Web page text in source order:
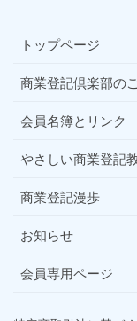
トップページ
商業登記倶楽部の
会員名簿とリンク
やさしい商業登記
商業登記漫歩
お知らせ
会員専用ページ